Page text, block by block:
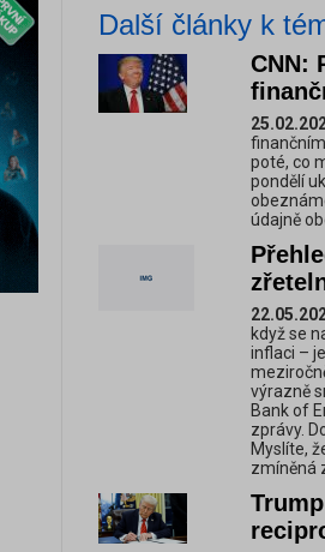
Další články k
CNN:
poté, co
pondělí
údajně
když se
inflaci –
výrazně
Bank of
zprávy.
Myslíte,
zmíněná